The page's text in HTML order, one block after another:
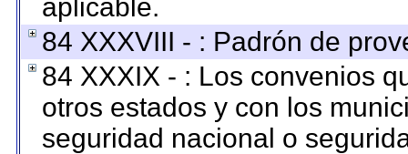
aplicable.
84 XXXVIII - : Padrón de
84 XXXIX - : Los convenios
otros estados y con los
seguridad nacional o